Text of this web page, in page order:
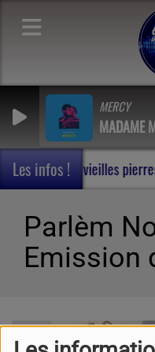
MERCY
MADAME
Les infos !
, au milieu des vieilles
Parlèm
Emission